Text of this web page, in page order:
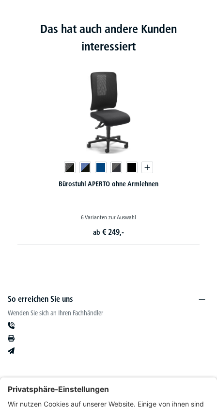
Das hat auch andere Kunden
interessiert
Bürostuhl APERTO ohne Armlehnen
6 Varianten zur Auswahl
So erreichen Sie uns
Wenden Sie sich an Ihren Fachhändler
Kataloge & mehr